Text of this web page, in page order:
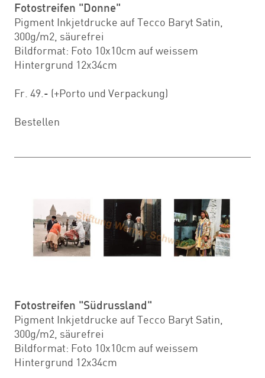
Fotostreifen "Donne"
Pigment Inkjetdrucke auf Tecco Baryt Satin,
300g/m2, säurefrei
Bildformat: Foto 10x10cm auf weissem
Hintergrund 12x34cm
Fr. 49.- (+Porto und Verpackung)
Bestellen
Fotostreifen "Südrussland"
Pigment Inkjetdrucke auf Tecco Baryt Satin,
300g/m2, säurefrei
Bildformat: Foto 10x10cm auf weissem
Hintergrund 12x34cm